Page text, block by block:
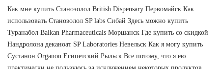
Как мне купить Станозолол British Dispensary Первомайск Как
использовать Станозолол SP labs Сибай Здесь можно купить
Туранабол Balkan Pharmaceuticals Моршанск Где купить со скидкой
Нандролона деканоат SP Laboratories Невельск Как я могу купить
Сустанон Organon Египетский Рыльск Все потому, что я ею